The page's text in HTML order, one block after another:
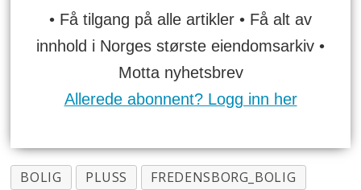
• Få tilgang på alle artikler • Få alt av
innhold i Norges største eiendomsarkiv •
Motta nyhetsbrev
Allerede abonnent? Logg inn her
BOLIG PLUSS FREDENSBORG_BOLIG